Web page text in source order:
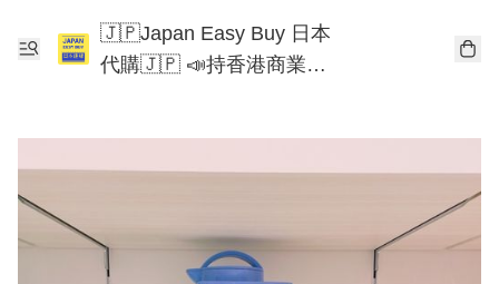
🇯🇵Japan Easy Buy 日本
代購🇯🇵 📣持香港商業登